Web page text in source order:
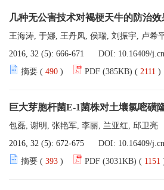
几种无公害技术对褐梗天牛的防治效
王海涛, 于娜, 王丹凤, 侯瑞, 刘振宇, 卢希
2016, 32 (5): 666-671
DOI: 10.16409/
摘要 ( 490 ) PDF (385KB) ( 2111 )
巨大芽胞杆菌E-1菌株对土壤氯嘧磺
包磊, 谢明, 张艳军, 李丽, 兰亚红, 邱卫亮
2016, 32 (5): 672-675
DOI: 10.16409/
摘要 ( 393 ) PDF (3031KB) ( 1151